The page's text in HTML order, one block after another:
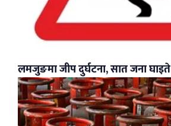
लमजुङमा जीप दुर्घटना, सात जना घाइते